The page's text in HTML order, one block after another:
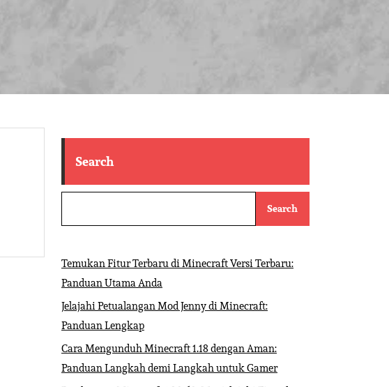
Search
Search
Temukan Fitur Terbaru di Minecraft Versi Terbaru:
Panduan Utama Anda
Jelajahi Petualangan Mod Jenny di Minecraft:
Panduan Lengkap
Cara Mengunduh Minecraft 1.18 dengan Aman:
Panduan Langkah demi Langkah untuk Gamer